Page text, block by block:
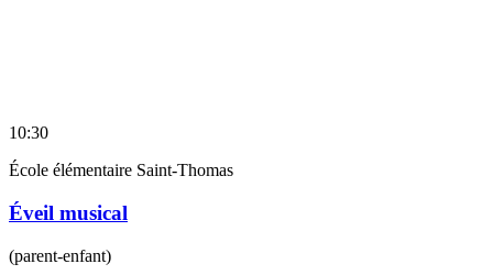
10:30
École élémentaire Saint-Thomas
Éveil musical
(parent-enfant)